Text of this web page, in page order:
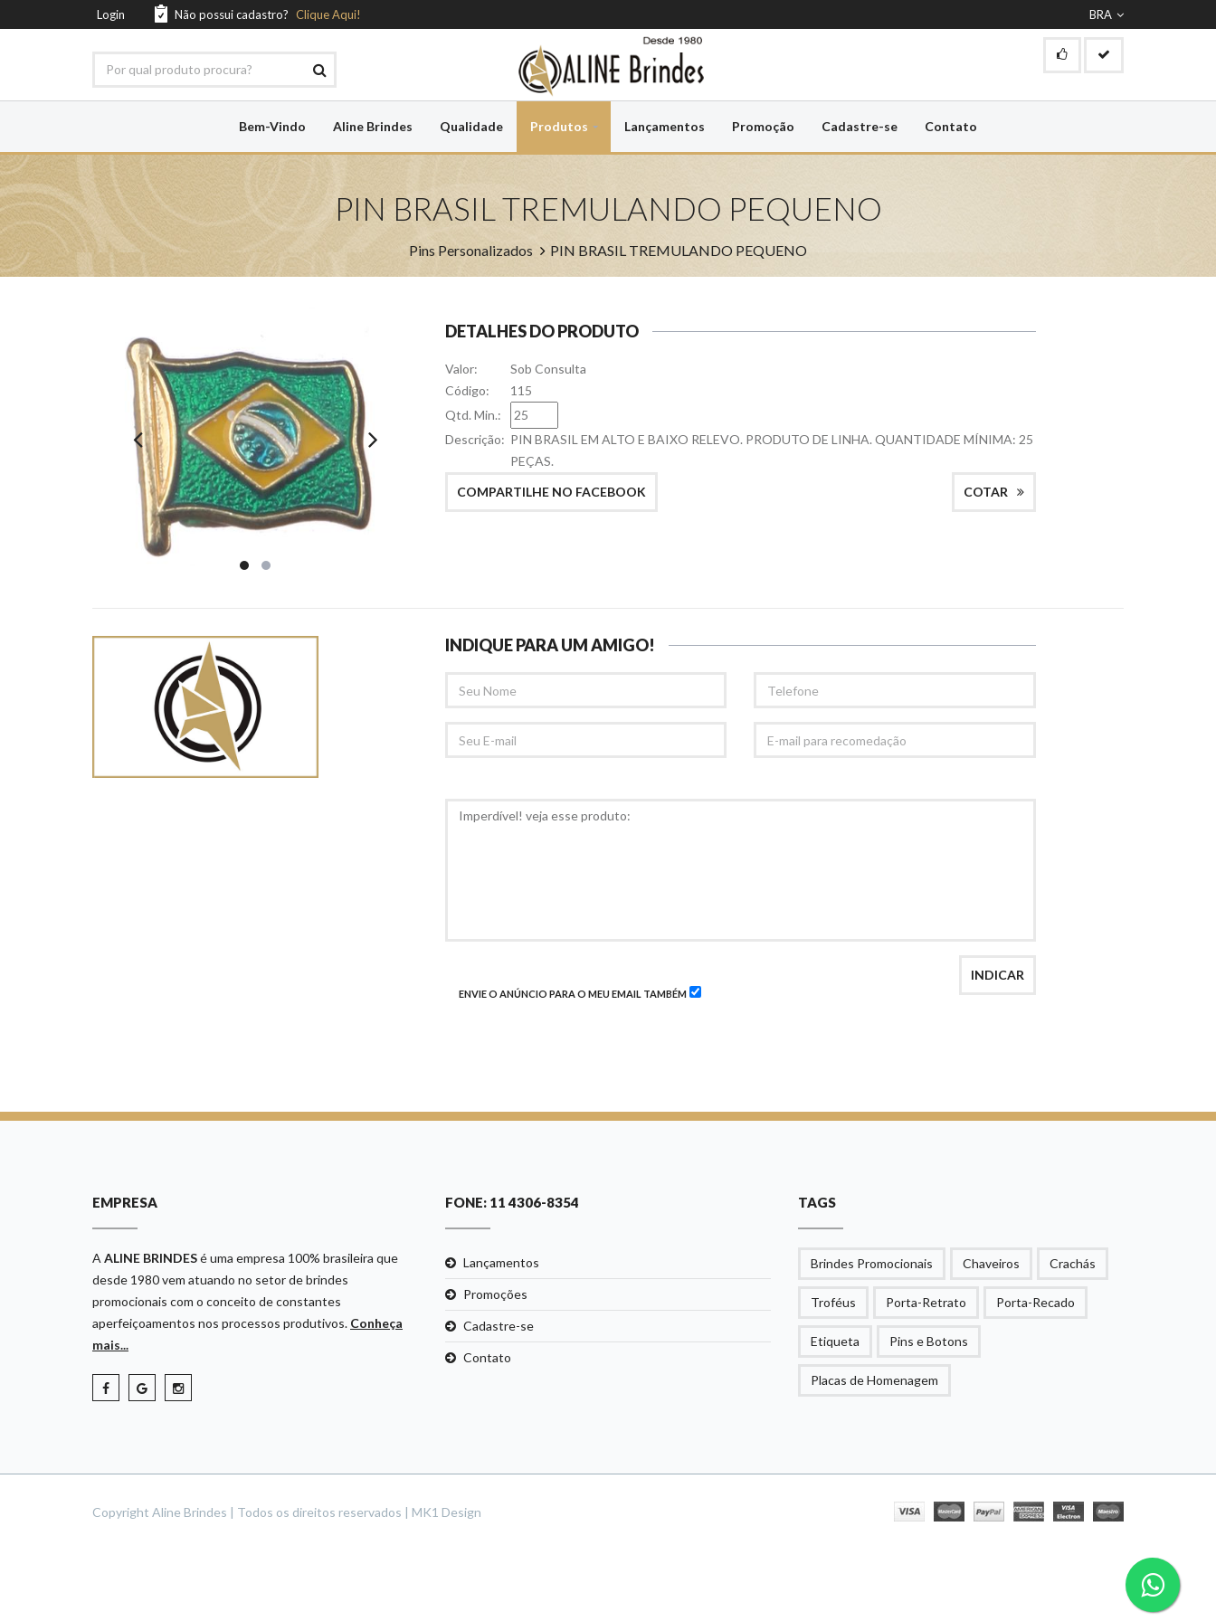
Login Não possui cadastro? Clique Aqui! BRA
Bem-Vindo Aline Brindes Qualidade Produtos Lançamentos Promoção Cadastre-se Contato
PIN BRASIL TREMULANDO PEQUENO
Pins Personalizados PIN BRASIL TREMULANDO PEQUENO
DETALHES DO PRODUTO
Valor:
Sob Consulta
Código:
115
Qtd. Min.:
Descrição: PIN BRASIL EM ALTO E BAIXO RELEVO. PRODUTO DE LINHA. QUANTIDADE MÍNIMA: 25
PEÇAS.
COTAR
COMPARTILHE NO FACEBOOK
INDIQUE PARA UM AMIGO!
NOME
EMAIL
MAIL
ENVIE O ANÚNCIO PARA O MEU EMAIL TAMBÉM
INDICAR
EMPRESA
A ALINE BRINDESé uma empresa 100% brasileira que
desde 1980 vem atuando no setor de brindes
promocionais com o conceito de constantes
aperfeiçoamentos nos processos produtivos. Conheça
mais...
FONE: 11 4306-8354
Lançamentos
Promoções
Cadastre-se
Contato
TAGS
Brindes Promocionais Chaveiros Crachás
Troféus Porta-Retrato Porta-Recado
Etiqueta Pins e Botons
Placas de Homenagem
Copyright Aline Brindes | Todos os direitos reservados | MK1 Design